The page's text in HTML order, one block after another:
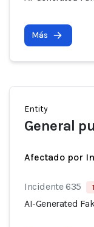
Más
Entity
General
Afectado por
Incidente 635
AI-Generated